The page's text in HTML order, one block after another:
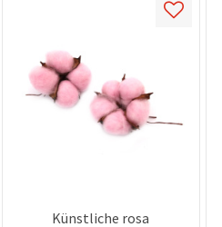
Künstliche rosa